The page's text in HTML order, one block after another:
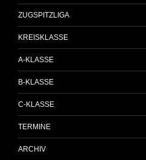
ZUGSPITZLIGA
KREISKLASSE
A-KLASSE
B-KLASSE
C-KLASSE
TERMINE
ARCHIV